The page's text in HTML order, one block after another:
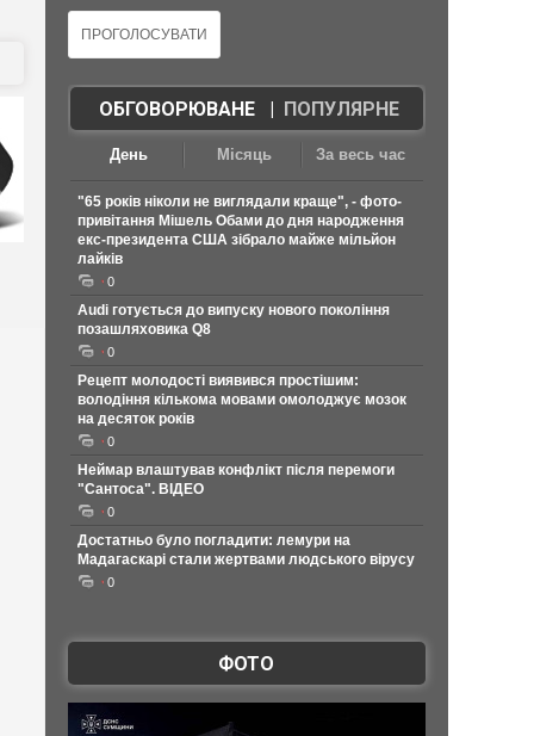
ОБГОВОРЮВАНЕ| ПОПУЛЯРНЕ
День Місяць За весь час
"65 років ніколи не виглядали краще", - фото-
привітання Мішель Обами до дня народження
екс-президента США зібрало майже мільйон
лайків
0
Audi готується до випуску нового покоління
позашляховика Q8
0
Рецепт молодості виявився простішим:
володіння кількома мовами омолоджує мозок
на десяток років
0
Неймар влаштував конфлікт після перемоги
"Сантоса". ВІДЕО
0
Достатньо було погладити: лемури на
Мадагаскарі стали жертвами людського вірусу
0
ФОТО